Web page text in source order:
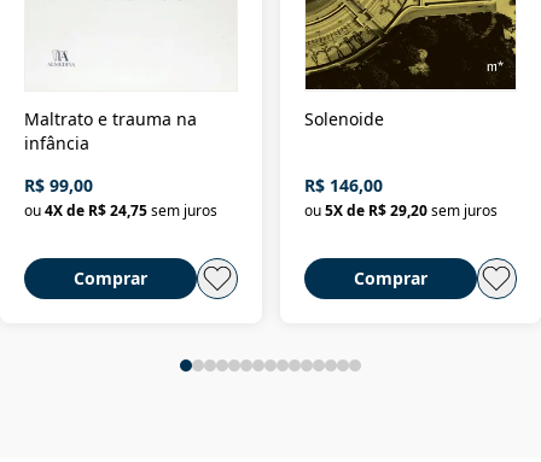
Maltrato e trauma na
infância
R$ 99,00
ou4X de R$ 24,75sem juros
Comprar
Solenoide
R$ 146,00
ou 5X de R$ 29,20 sem juros
Comprar